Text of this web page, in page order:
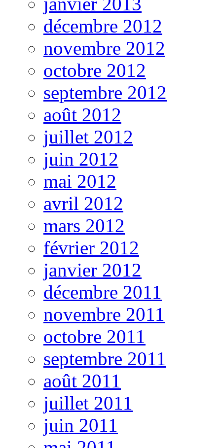
décembre 2012
novembre 2012
octobre 2012
septembre 2012
août 2012
juillet 2012
juin 2012
mai 2012
avril 2012
mars 2012
février 2012
janvier 2012
décembre 2011
novembre 2011
octobre 2011
septembre 2011
août 2011
juillet 2011
juin 2011